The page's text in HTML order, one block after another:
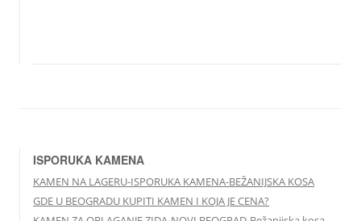
ISPORUKA KAMENA
KAMEN NA LAGERU-ISPORUKA KAMENA-BEŽANIJSKA KOSA
GDE U BEOGRADU KUPITI KAMEN I KOJA JE CENA?